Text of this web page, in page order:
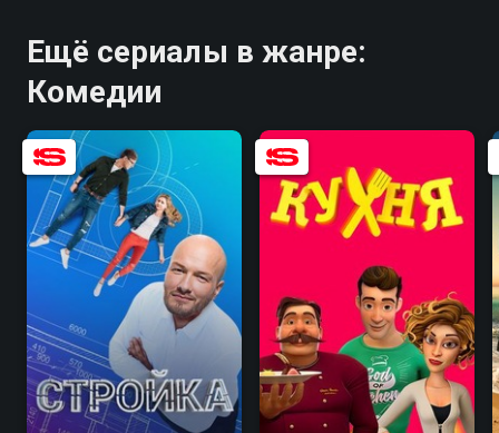
Ещё сериалы в жанре:
Комедии
7.4 5.7 3.9